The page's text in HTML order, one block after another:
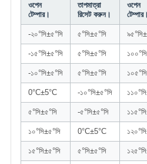
ওপেন
টেম্পার।
তাপমাত্রা
রিসেট করুন।
ওপেন
টেম্পার।
-২০°সি±৫°সি ৫°সি±৫°সি
-১৫°সি±৫°সি ৫°সি±৫°সি
-১০°সি±৫°সি ৫°সি±৫°সি
0°C±5°C -১০°সি±৫°সি
৫°সি±৫°সি -৫°সি±৫°সি
১০°সি±৫°সি 0°C±5°C
১৫°সি±৫°সি ৫°সি±৫°সি